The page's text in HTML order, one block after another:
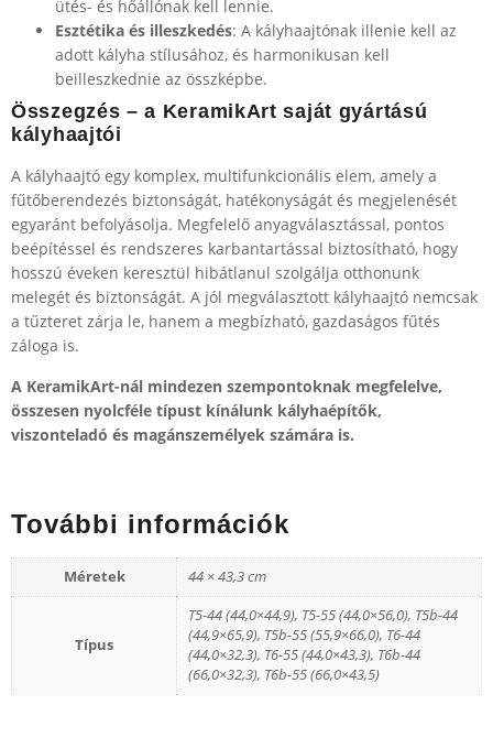
ütés- és hőállónak kell lennie.
Esztétika és illeszkedés: A kályhaajtónak illenie kell az
adott kályha stílusához, és harmonikusan kell
beilleszkednie az összképbe.
Összegzés – a KeramikArt saját gyártású
kályhaajtói
A kályhaajtó egy komplex, multifunkcionális elem, amely a
fűtőberendezés biztonságát, hatékonyságát és megjelenését
egyaránt befolyásolja. Megfelelő anyagválasztással, pontos
beépítéssel és rendszeres karbantartással biztosítható, hogy
hosszú éveken keresztül hibátlanul szolgálja otthonunk
melegét és biztonságát. A jól megválasztott kályhaajtó nemcsak
a tűzteret zárja le, hanem a megbízható, gazdaságos fűtés
záloga is.
A KeramikArt-nál mindezen szempontoknak megfelelve,
összesen nyolcféle típust kínálunk kályhaépítők,
viszonteladó és magánszemélyek számára is.
További információk
Méretek 44 × 43,3 cm
Típus
T5-44 (44,0×44,9), T5-55 (44,0×56,0), T5b-44
(44,9×65,9), T5b-55 (55,9×66,0), T6-44
(44,0×32,3), T6-55 (44,0×43,3), T6b-44
(66,0×32,3), T6b-55 (66,0×43,5)